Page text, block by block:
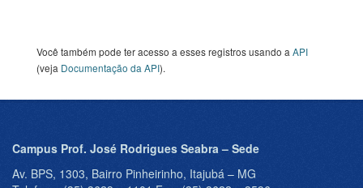
Você também pode ter acesso a esses registros usando a API
(veja Documentação da API).
Campus Prof. José Rodrigues Seabra – Sede
Av. BPS, 1303, Bairro Pinheirinho, Itajubá – MG